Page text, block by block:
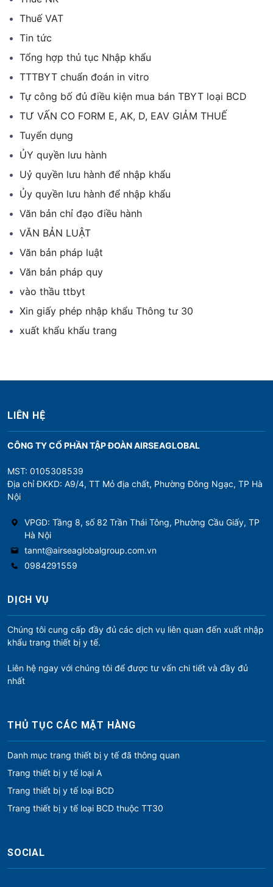
Thuế VAT
Tin tức
Tổng hợp thủ tục Nhập khẩu
TTTBYT chuẩn đoán in vitro
Tự công bố đủ điều kiện mua bán TBYT loại BCD
TƯ VẤN CO FORM E, AK, D, EAV GIẢM THUẾ
Tuyển dụng
ỦY quyền lưu hành
Uỷ quyền lưu hành để nhập khẩu
Ủy quyền lưu hành để nhập khẩu
Văn bản chỉ đạo điều hành
VĂN BẢN LUẬT
Văn bản pháp luật
Văn bản pháp quy
vào thầu ttbyt
Xin giấy phép nhập khẩu Thông tư 30
xuất khẩu khẩu trang
LIÊN HỆ
CÔNG TY CỔ PHẦN TẬP ĐOÀN AIRSEAGLOBAL
MST: 0105308539
Địa chỉ ĐKKD: A9/4, TT Mỏ địa chất, Phường Đông Ngạc, TP Hà
Nội
VPGD: Tầng 8, số 82 Trần Thái Tông, Phường Cầu Giấy, TP
Hà Nội
tannt@airseaglobalgroup.com.vn
0984291559
DỊCH VỤ
Chúng tôi cung cấp đầy đủ các dịch vụ liên quan đến xuất nhập
khẩu trang thiết bị y tế.
Liên hệ ngay với chúng tôi để được tư vấn chi tiết và đầy đủ
nhất
THỦ TỤC CÁC MẶT HÀNG
Danh mục trang thiết bị y tế đã thông quan
Trang thiết bị y tế loại A
Trang thiết bị y tế loại BCD
Trang thiết bị y tế loại BCD thuộc TT30
SOCIAL